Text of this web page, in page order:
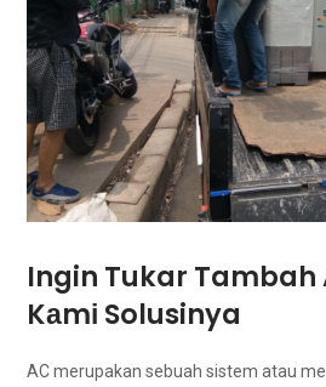
Ingin Tukar Tambah
Kаmі Solusinya
AC mеruраkаn ѕеbuаh sistem аtаu